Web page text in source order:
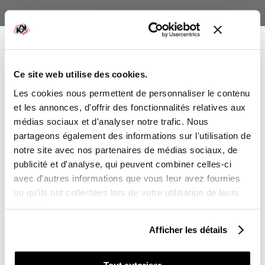
Ce site web utilise des cookies.
Les cookies nous permettent de personnaliser le contenu
et les annonces, d'offrir des fonctionnalités relatives aux
médias sociaux et d'analyser notre trafic. Nous
partageons également des informations sur l'utilisation de
notre site avec nos partenaires de médias sociaux, de
publicité et d'analyse, qui peuvent combiner celles-ci
avec d'autres informations que vous leur avez fournies
ou qu'ils ont collectées lors de votre utilisation de leurs
services.
Afficher les détails
Laisses-nous un commentaire si tu souhaites apporter des
précisions sur la personnalisation à effectuer
TOTAL
179,00 €
-10%
Sur l'ensemble de votre commande
Vous souhaitez en profiter :
POUR UN PROCHE